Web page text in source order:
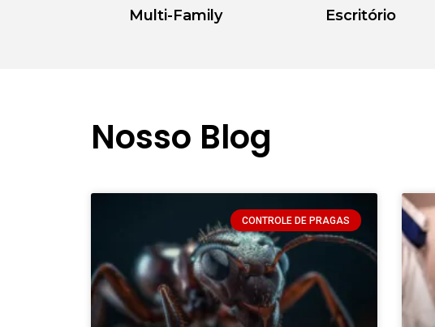
Multi-Family Escritório
Nosso Blog
CONTROLE DE PRAGAS